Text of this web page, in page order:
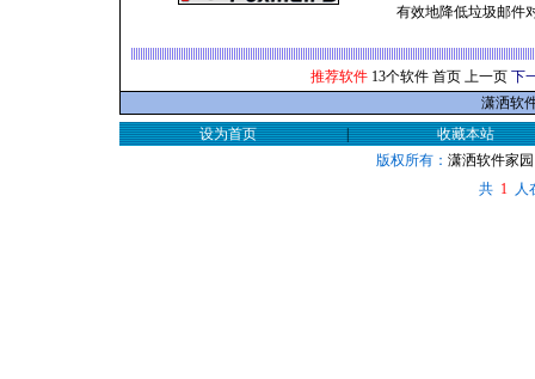
有效地降低垃圾邮件
推荐软件13个软件 首页 上一页 下
潇洒软
设为首页
|
收藏本站
版权所有： 潇洒软件家园
共
人